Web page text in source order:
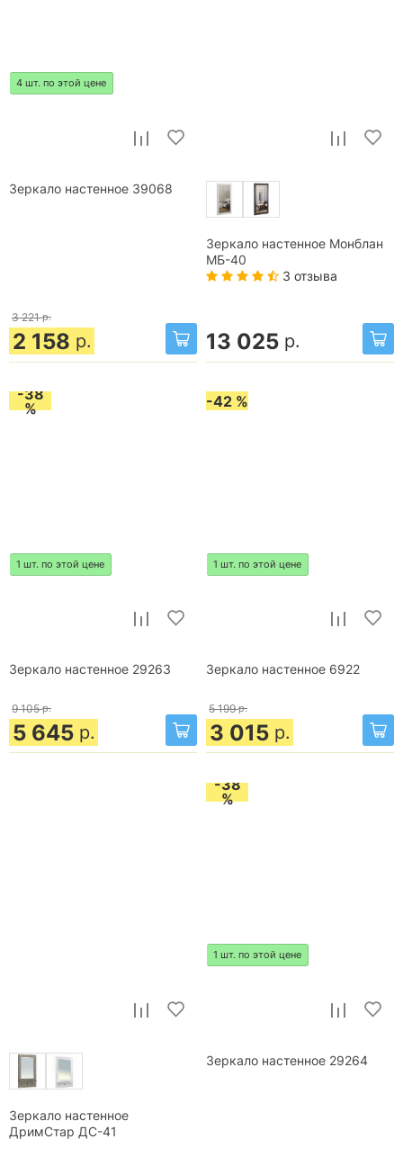
4 шт. по этой цене
Зеркало настенное 39068
3 221 р.
2 158 р.
Зеркало настенное Монблан
МБ-40
3 отзыва
13 025 р.
-38
%
1 шт. по этой цене
Зеркало настенное 29263
9 105 р.
5 645 р.
-42 %
1 шт. по этой цене
Зеркало настенное 6922
5 199 р.
3 015 р.
Зеркало настенное
ДримСтар ДС-41
-38
%
1 шт. по этой цене
Зеркало настенное 29264